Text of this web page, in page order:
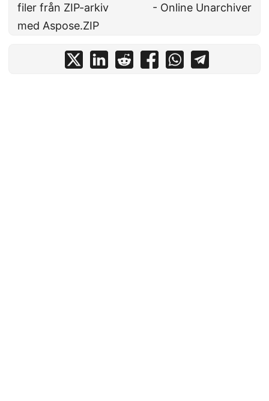
filer från ZIP-arkiv
med Aspose.ZIP
- Online Unarchiver